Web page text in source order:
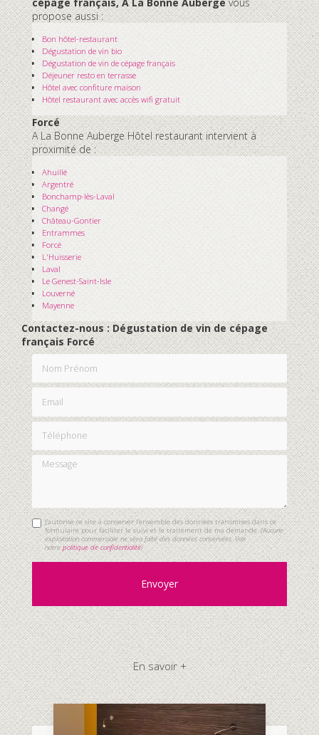
propose aussi :
Bon hôtel-restaurant
Dégustation de vin bio
Dégustation de vin de cépage français
Déjeuner resto en terrasse
Hôtel avec confiture maison
Hôtel restaurant avec accès wifi gratuit
Forcé
A La Bonne Auberge Hôtel restaurant intervient à
proximité de :
Ahuillé
Argentré
Bonchamp-lès-Laval
Changé
Château-Gontier
Entrammes
Forcé
L'Huisserie
Laval
Le Genest-Saint-Isle
Louverné
Mayenne
Contactez-nous : Dégustation de vin de cépage
français Forcé
Email
Téléphone
Message
J'autorise ce site à conserver l'ensemble des données transmises dans ce
formulaire pour faciliter le suivi et le traitement de ma demande.(Aucune
exploitation commerciale ne sera faite des données conservées. Voir
notrepolitique de confidentialité)
En savoir +